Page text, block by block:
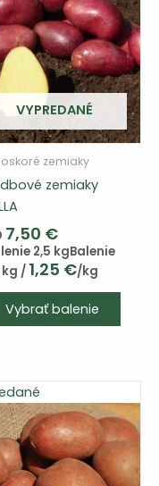
VYPREDANÉ
zemiaky
zemiaky
7,50 €
2,5 kgBalenie
kg / 1,25 €/kg
Vybrať balenie
Tento
si